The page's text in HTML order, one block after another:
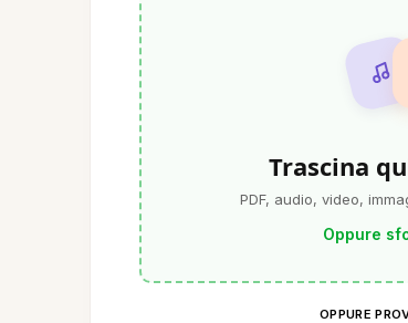
Trascina
PDF, audio, video,
Oppure
OPPURE